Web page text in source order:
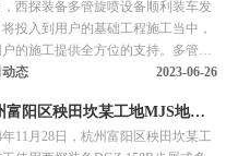
注浆泵等设备装车发货
西探装备多管旋喷设备顺利装车发
投入到用户的基础工程施工当中，
的施工提供全方位的支持。多管旋
适用于MJS工法：是一种微扰动、
可调节孔内压力、成桩直径大等特
泛应用于地下空间加固等领域。
态 2023-06-26
富阳区秧田坎某工地MJS地基
加固施工
年11月28日，杭州富阳区秧田坎某工